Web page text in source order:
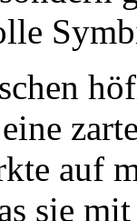
auf
sie